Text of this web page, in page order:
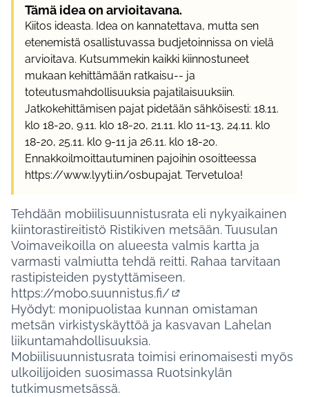
Tämä idea on arvioitavana.
Kiitos ideasta. Idea on kannatettava, mutta sen
etenemistä osallistuvassa budjetoinnissa on vielä
arvioitava. Kutsummekin kaikki kiinnostuneet
mukaan kehittämään ratkaisu-- ja
toteutusmahdollisuuksia pajatilaisuuksiin.
Jatkokehittämisen pajat pidetään sähköisesti: 18.11.
klo 18-20, 9.11. klo 18-20, 21.11. klo 11-13, 24.11. klo
18-20, 25.11. klo 9-11 ja 26.11. klo 18-20.
Ennakkoilmoittautuminen pajoihin osoitteessa
https://www.lyyti.in/osbupajat. Tervetuloa!
Tehdään mobiilisuunnistusrata eli nykyaikainen
kiintorastireitistö Ristikiven metsään. Tuusulan
Voimaveikoilla on alueesta valmis kartta ja
varmasti valmiutta tehdä reitti. Rahaa tarvitaan
rastipisteiden pystyttämiseen.
https://mobo.suunnistus.fi/
(Ulkoinen linkki)
Hyödyt: monipuolistaa kunnan omistaman
metsän virkistyskäyttöä ja kasvavan Lahelan
liikuntamahdollisuuksia.
Mobiilisuunnistusrata toimisi erinomaisesti myös
ulkoilijoiden suosimassa Ruotsinkylän
tutkimusmetsässä.